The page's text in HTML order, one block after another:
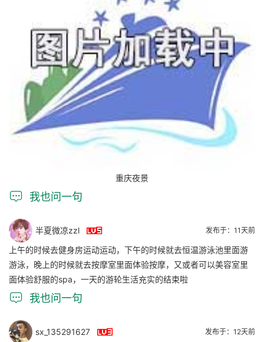
重庆夜景
 我也问一句
半夏微凉zzl  发布于：11天前
上午的时候去健身房运动运动，下午的时候就去恒温游泳池里面游
游泳，晚上的时候就去按摩室里面体验按摩，又或者可以美容室里
面体验舒服的spa，一天的游轮生活充实的结束啦
 我也问一句
sx_135291627  发布于：12天前